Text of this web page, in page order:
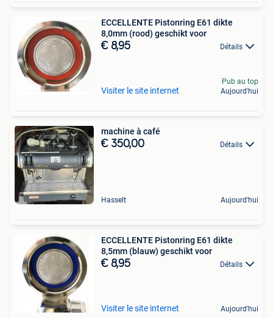
ECCELLENTE Pistonring E61 dikte
8,0mm (rood) geschikt voor
€ 8,95 Détails
Visiter le site internet
Pub au top
Aujourd'hui
machine à café
€ 350,00 Détails
Hasselt Aujourd'hui
ECCELLENTE Pistonring E61 dikte
8,5mm (blauw) geschikt voor
€ 8,95 Détails
Visiter le site internet Aujourd'hui